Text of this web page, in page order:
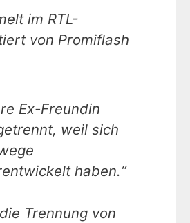
im RTL-
von Promiflash
Ex-Freundin
weil sich
haben.“
Trennung von